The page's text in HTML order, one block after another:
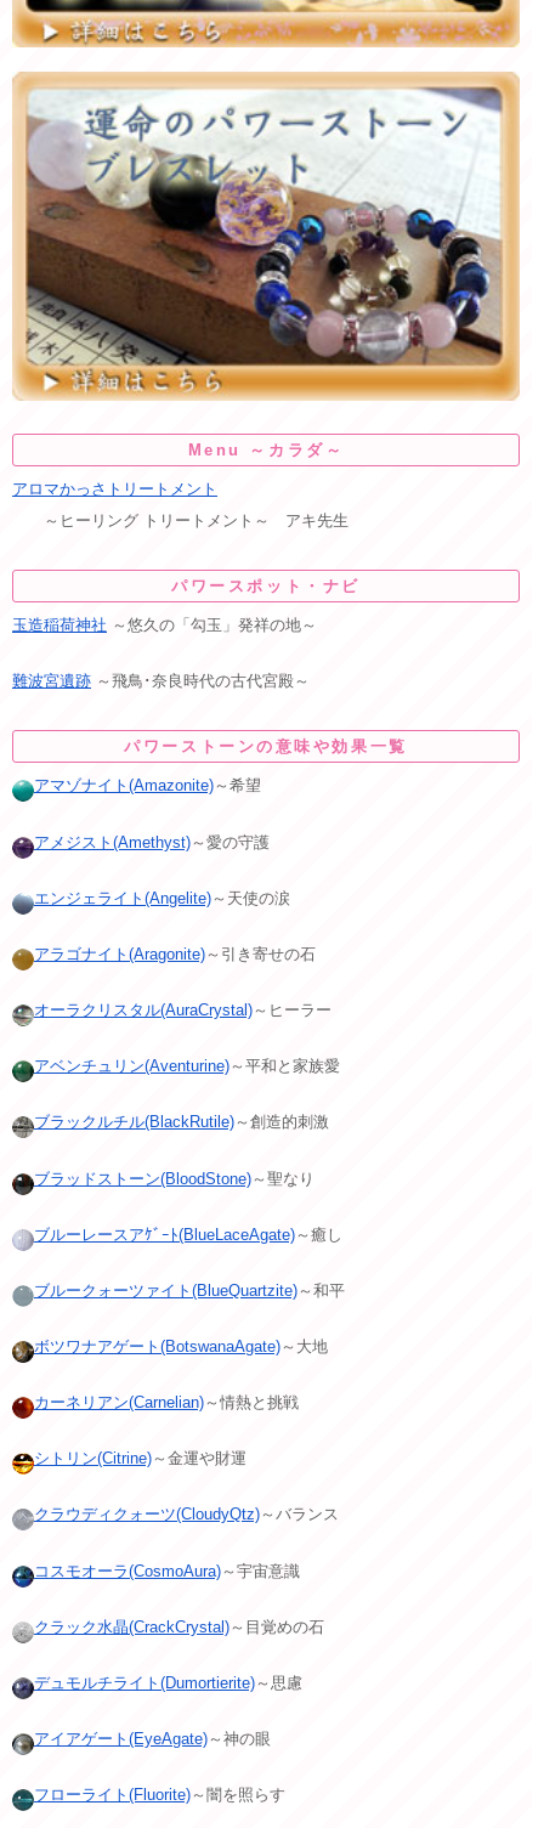
Menu ～カラダ～
アロマかっさトリートメント
～ヒーリング トリートメント～ アキ先生
パワースポット・ナビ
玉造稲荷神社 ～悠久の「勾玉」発祥の地～
難波宮遺跡 ～飛鳥･奈良時代の古代宮殿～
パワーストーンの意味や効果一覧
アマゾナイト(Amazonite)～希望
アメジスト(Amethyst)～愛の守護
エンジェライト(Angelite)～天使の涙
アラゴナイト(Aragonite)～引き寄せの石
オーラクリスタル(AuraCrystal)～ヒーラー
アベンチュリン(Aventurine)～平和と家族愛
ブラックルチル(BlackRutile)～創造的刺激
ブラッドストーン(BloodStone)～聖なり
ブルーレースアｹﾞｰﾄ(BlueLaceAgate)～癒し
ブルークォーツァイト(BlueQuartzite)～和平
ボツワナアゲート(BotswanaAgate)～大地
カーネリアン(Carnelian)～情熱と挑戦
シトリン(Citrine)～金運や財運
クラウディクォーツ(CloudyQtz)～バランス
コスモオーラ(CosmoAura)～宇宙意識
クラック水晶(CrackCrystal)～目覚めの石
デュモルチライト(Dumortierite)～思慮
アイアゲート(EyeAgate)～神の眼
フローライト(Fluorite)～闇を照らす